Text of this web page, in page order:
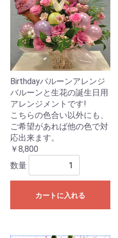
Birthdayバルーンアレンジ
バルーンと生花の誕生日用
アレンジメントです!
こちらの色合い以外にも、
ご希望があれば他の色で対
応出来ます。
￥8,800
数量
カートに入れる